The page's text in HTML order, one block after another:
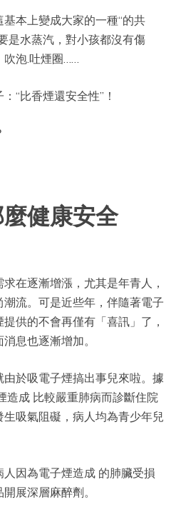
本上變成大家的一種“的共
是水蒸汽，對小孩都沒有傷
泡.吐煙圈……
“比香煙還安全性”！
健康安全
在逐漸增漲，尤其是年青人，
流。可是近些年，伴隨著電子
供的不會再僅有「喜訊」了，
息也逐漸增加。
於吸電子煙搞出事兒來啦。據
造成 比較嚴重肺病而診斷住院
吸氣阻礙，病人均為青少年兒
因為電子煙造成 的肺臟受損
展深層麻醉劑。